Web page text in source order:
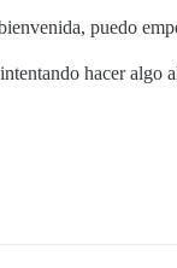
puedo
hacer algo